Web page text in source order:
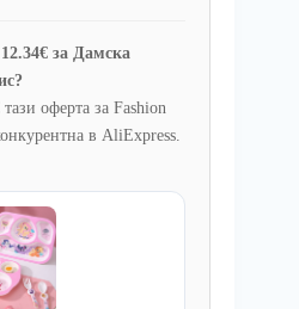
за Дамска
оферта за Fashion
в AliExpress.